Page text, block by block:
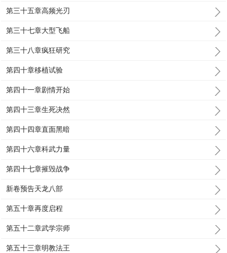
第三十五章高频光刃
第三十七章大型飞船
第三十八章疯狂研究
第四十章移植试验
第四十一章剧情开始
第四十三章生死决然
第四十四章直面黑暗
第四十六章科武力量
第四十七章摧毁战争
新卷预告天龙八部
第五十章再度启程
第五十二章武学宗师
第五十三章明教法王